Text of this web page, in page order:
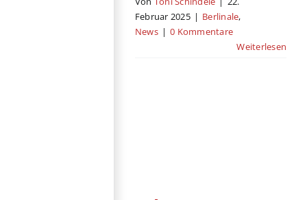
Februar 2025 | Berlinale,
News | 0 Kommentare
Weiterlesen